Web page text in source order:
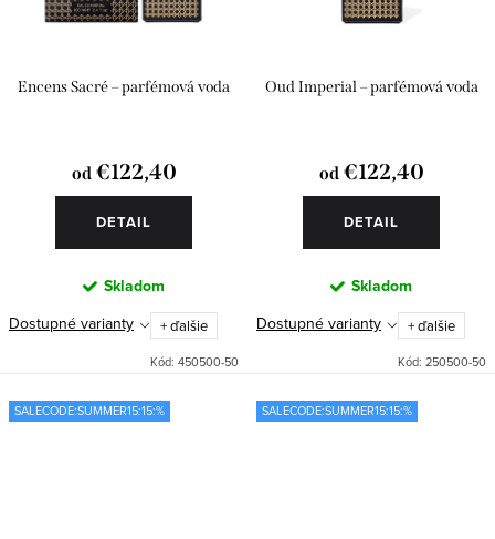
Encens Sacré – parfémová voda
od €122,40
DETAIL
Skladom
Dostupné varianty + ďalšie
Kód: 450500-50
Oud Imperial – parfémová voda
od €122,40
DETAIL
Skladom
Dostupné varianty + ďalšie
Kód: 250500-50
SALECODE:SUMMER15:15:% SALECODE:SUMMER15:15:%